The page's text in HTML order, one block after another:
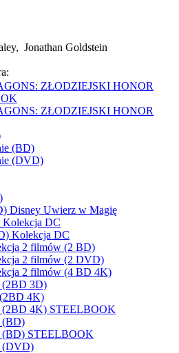
, Jonathan Goldstein
ZŁODZIEJSKI HONOR
ZŁODZIEJSKI HONOR
(BD)
(DVD)
Disney Uwierz w Magię
Kolekcja DC
Kolekcja DC
2 filmów (2 BD)
2 filmów (2 DVD)
2 filmów (4 BD 4K)
(2BD 3D)
4K)
(2BD 4K) STEELBOOK
(BD)
(BD) STEELBOOK
(DVD)